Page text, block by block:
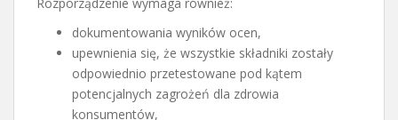
dokumentowania wyników ocen,
upewnienia się, że wszystkie składniki zostały
odpowiednio przetestowane pod kątem
potencjalnych zagrożeń dla zdrowia
konsumentów,